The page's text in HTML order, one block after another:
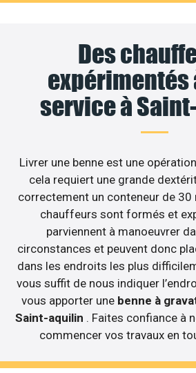
Des
expérimentés
service à
Livrer une benne est une
cela requiert une grande
correctement un conteneur de 30
chauffeurs sont formés et
parviennent à manoeuvrer
circonstances et peuvent donc
dans les endroits les plus
vous suffit de nous indiquer
vous apporter une benne à
Saint-aquilin . Faites confiance à
commencer vos travaux en